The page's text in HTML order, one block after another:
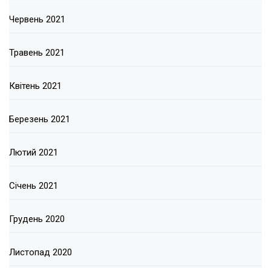
Червень 2021
Травень 2021
Квітень 2021
Березень 2021
Лютий 2021
Січень 2021
Грудень 2020
Листопад 2020